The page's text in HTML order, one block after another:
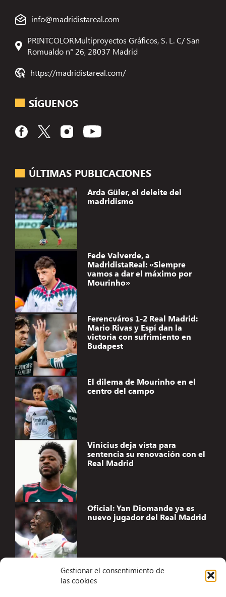
Gestionar el consentimiento de
las cookies
ÚLTIMAS PUBLICACIONES
Arda Güler, el deleite del
madridismo
Fede Valverde, a
MadridistaReal: «Siempre
vamos a dar el máximo por
Mourinho»
Ferencváros 1-2 Real Madrid:
Mario Rivas y Espí dan la
victoria con sufrimiento en
Budapest
El dilema de Mourinho en el
centro del campo
Vinicius deja vista para
sentencia su renovación con el
Real Madrid
Oficial: Yan Diomande ya es
nuevo jugador del Real Madrid
info@madridistareal.com
PRINTCOLORMultiproyectos Gráficos, S. L. C/ San
Romualdo n° 26, 28037 Madrid
https://madridistareal.com/
SÍGUENOS